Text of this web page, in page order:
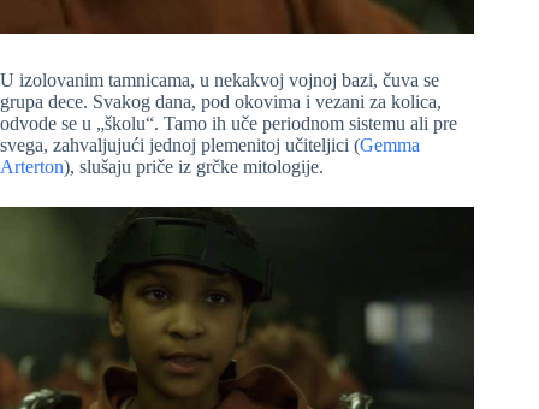
U izolovanim tamnicama, u nekakvoj vojnoj bazi, čuva se
grupa dece. Svakog dana, pod okovima i vezani za kolica,
odvode se u „školu“. Tamo ih uče periodnom sistemu ali pre
svega, zahvaljujući jednoj plemenitoj učiteljici (Gemma
Arterton), slušaju priče iz grčke mitologije.